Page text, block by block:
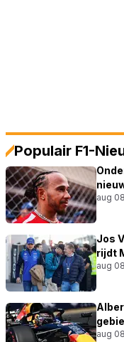
Populair F1-
aug
Jos
rijdt
aug
aug